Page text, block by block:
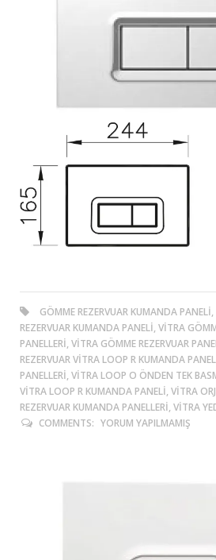
GÖMME REZERVUAR KUMANDA
REZERVUAR KUMANDA PANELI, VITRA
PANELLERI, VITRA GÖMME REZERVUAR
REZERVUAR VITRA LOOP R KUMANDA
PANELLERI, VITRA LOOP O ÖNDEN TEK
VITRA LOOP R KUMANDA PANELI, VITRA
REZERVUAR KUMANDA PANELLERI, VITRA
COMMENTS: YORUM YAPILMAMIŞ